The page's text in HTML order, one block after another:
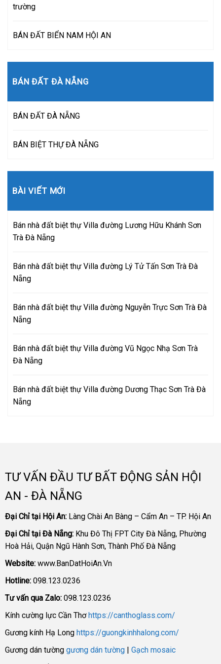
trường
BÁN ĐẤT BIỂN NAM HỘI AN
BÁN ĐẤT ĐÀ NẴNG
BÁN ĐẤT ĐÀ NẴNG
BÁN BIỆT THỰ ĐÀ NẴNG
BÀI VIẾT MỚI
Bán nhà đất biệt thự Villa đường Lương Hữu Khánh Sơn
Trà Đà Nẵng
Bán nhà đất biệt thự Villa đường Lý Tử Tấn Sơn Trà Đà
Nẵng
Bán nhà đất biệt thự Villa đường Nguyễn Trực Sơn Trà Đà
Nẵng
Bán nhà đất biệt thự Villa đường Vũ Ngọc Nhạ Sơn Trà
Đà Nẵng
Bán nhà đất biệt thự Villa đường Dương Thạc Sơn Trà Đà
Nẵng
TƯ VẤN ĐẦU TƯ BẤT ĐỘNG SẢN HỘI
AN - ĐÀ NẴNG
Đại Chỉ tại Hội An:Làng Chài An Bàng – Cẩm An – TP. Hội An
Đại Chỉ tại Đà Nẵng:Khu Đô Thị FPT City Đà Nẵng, Phường
Hoà Hải, Quận Ngũ Hành Sơn, Thành Phố Đà Nẵng
Website:www.BanDatHoiAn.Vn
Hotline:098.123.0236
Tư vấn qua Zalo:098.123.0236
Kính cường lực Cần Thơ https://canthoglass.com/
Gương kính Hạ Long https://guongkinhhalong.com/
Gương dán tường gương dán tường| Gạch mosaic